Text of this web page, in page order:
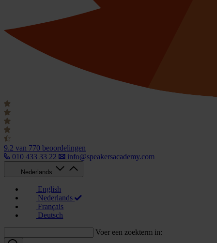
9.2 van 770 beoordelingen
010 433 33 22
info@speakersacademy.com
Nederlands
English
Nederlands
Français
Deutsch
Voer een zoekterm in: